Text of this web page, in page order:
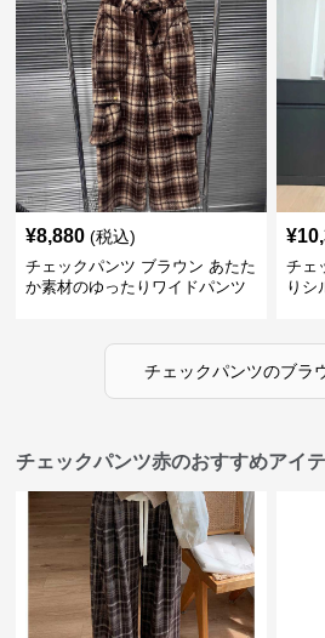
¥8,880 (税込)
チェックパンツ ブラウン あたた
か素材のゆったりワイドパンツ
¥
チェ
りシ
チェックパンツのブラ
チェックパンツ赤のおすすめアイ